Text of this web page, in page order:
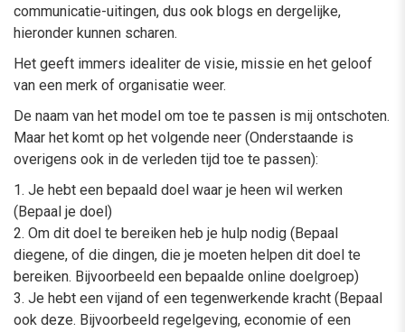
communicatie-uitingen, dus ook blogs en dergelijke,
hieronder kunnen scharen.
Het geeft immers idealiter de visie, missie en het geloof
van een merk of organisatie weer.
De naam van het model om toe te passen is mij ontschoten.
Maar het komt op het volgende neer (Onderstaande is
overigens ook in de verleden tijd toe te passen):
1. Je hebt een bepaald doel waar je heen wil werken
(Bepaal je doel)
2. Om dit doel te bereiken heb je hulp nodig (Bepaal
diegene, of die dingen, die je moeten helpen dit doel te
bereiken. Bijvoorbeeld een bepaalde online doelgroep)
3. Je hebt een vijand of een tegenwerkende kracht (Bepaal
ook deze. Bijvoorbeeld regelgeving, economie of een